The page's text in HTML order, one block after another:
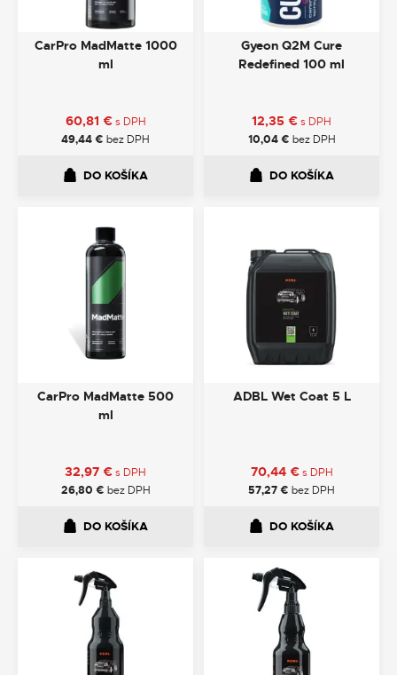
CarPro MadMatte 1000
ml
60,81 € s DPH
49,44€ bez DPH
DO KOŠÍKA
Gyeon Q2M Cure
Redefined 100 ml
12,35 €s DPH
10,04€ bez DPH
DO KOŠÍKA
CarPro MadMatte 500
ml
32,97 €s DPH
26,80 € bez DPH
DO KOŠÍKA
ADBL Wet Coat 5 L
70,44 € s DPH
57,27€ bez DPH
DO KOŠÍKA